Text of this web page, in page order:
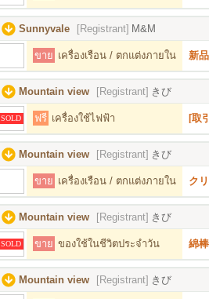
Sunnyvale [Registrant] M&M
ขาย เครื่องเรือน / ตกแต่งภายใน 新
Mountain view [Registrant] きび
SOLD ฟรี เครื่องใช้ไฟฟ้า [取
Mountain view [Registrant] きび
ขาย เครื่องเรือน / ตกแต่งภายใน ク
Mountain view [Registrant] きび
SOLD ขาย ของใช้ในชีวิตประจำวัน 綿
Mountain view [Registrant] きび